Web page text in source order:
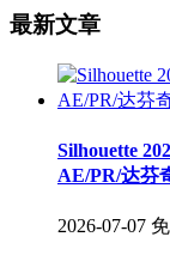
最新文章
Silhouette
AE/PR/达芬
2026-07-07